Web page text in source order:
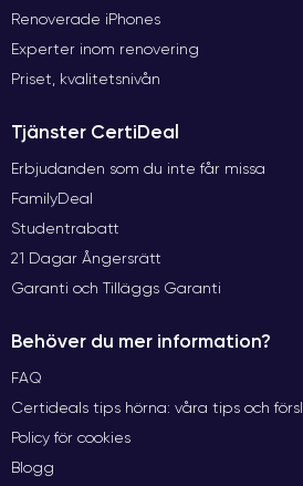
Renoverade iPhones
Experter inom renovering
Priset, kvalitetsnivån
Tjänster CertiDeal
Erbjudanden som du inte får missa
FamilyDeal
Studentrabatt
21 Dagar Ångersrätt
Garanti och Tilläggs Garanti
Behöver du mer information?
FAQ
Certideals tips hörna: våra tips och
Policy för cookies
Blogg